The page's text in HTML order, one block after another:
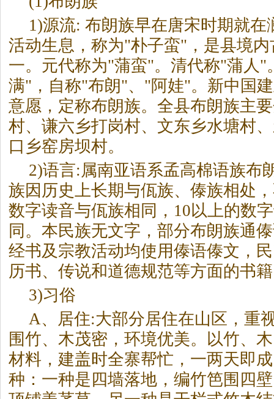
1)源流: 布朗族早在唐宋时期就在
活动生息，称为"朴子蛮"，是县境
一。元代称为"蒲蛮"。清代称"蒲人"
满"，自称"布朗"、"阿娃"。新中国
意愿，定称布朗族。全县布朗族主
村、谦六乡打岗村、文东乡水塘村
口乡窑房坝村。
2)语言:属南亚语系孟高棉语族布
族因历史上长期与佤族、傣族相处
数字读音与佤族相同，10以上的数
同。本民族无文字，部分布朗族通
经书及宗教活动均使用傣语傣文，
历书、传说和道德规范等方面的书
3)习俗
A、居住:大部分居住在山区，重
围竹、木茂密，环境优美。以竹、
材料，建盖时全寨帮忙，一两天即
种：一种是四墙落地，编竹笆围四